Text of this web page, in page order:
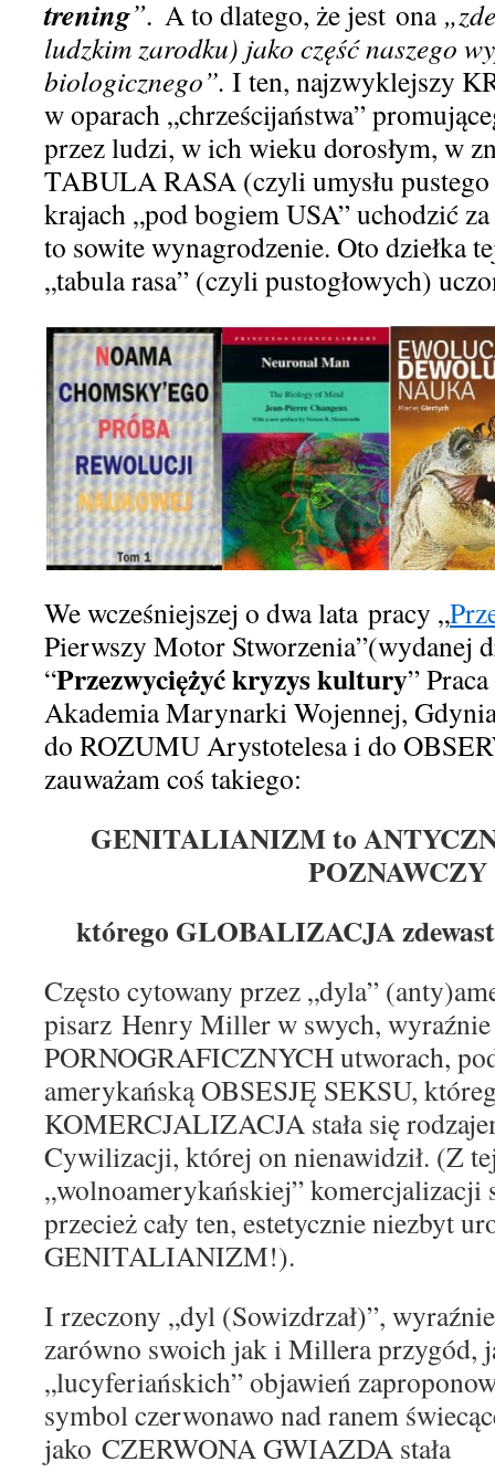
trening”. A to dlatego, że jest ona
ludzkim zarodku) jako część naszego
biologicznego”. I ten, najzwyklejszy
w oparach „chrześcijaństwa”
przez ludzi, w ich wieku dorosłym, w
TABULA RASA (czyli umysłu
krajach „pod bogiem USA” uchodzić
to sowite wynagrodzenie. Oto dziełka
„tabula rasa” (czyli pustogłowych)
We wcześniejszej o dwa lata pracy „
Pierwszy Motor Stworzenia”(wydanej
“Przezwyciężyć kryzys kultury”
Akademia Marynarki Wojennej,
do ROZUMU Arystotelesa i do
zauważam coś takiego:
GENITALIANIZM to
POZNAWCZY
którego GLOBALIZACJA
Często cytowany przez „dyla”
pisarz Henry Miller w swych, wyraźnie
PORNOGRAFICZNYCH utworach,
amerykańską OBSESJĘ SEKSU,
KOMERCJALIZACJA stała się
Cywilizacji, której on nienawidził. (Z
„wolnoamerykańskiej”komercjalizacji
przecież cały ten, estetycznie niezbyt
GENITALIANIZM!).
I rzeczony „dyl (Sowizdrzał)”,
zarówno swoich jak i Millera przygód,
„lucyferiańskich”objawień
symbol czerwonawo nad ranem
jako CZERWONA GWIAZDA stała